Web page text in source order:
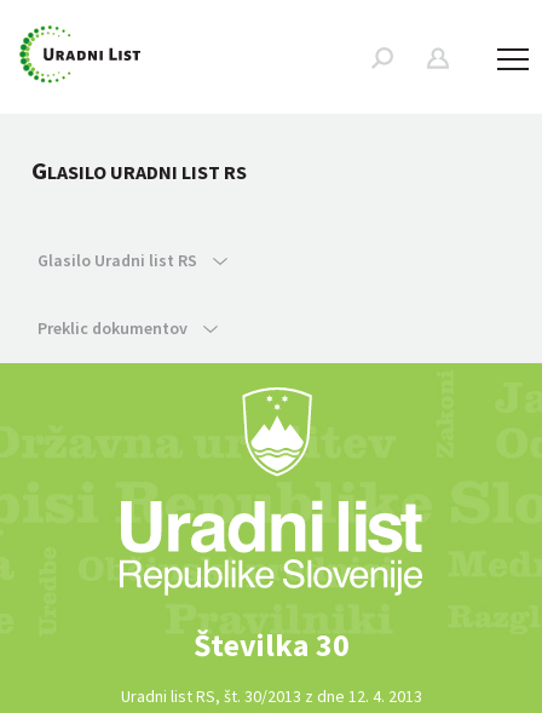
GLASILO URADNI LIST RS
Glasilo Uradni list RS
Preklic dokumentov
Številka 30
Uradni list RS, št. 30/2013 z dne 12. 4. 2013